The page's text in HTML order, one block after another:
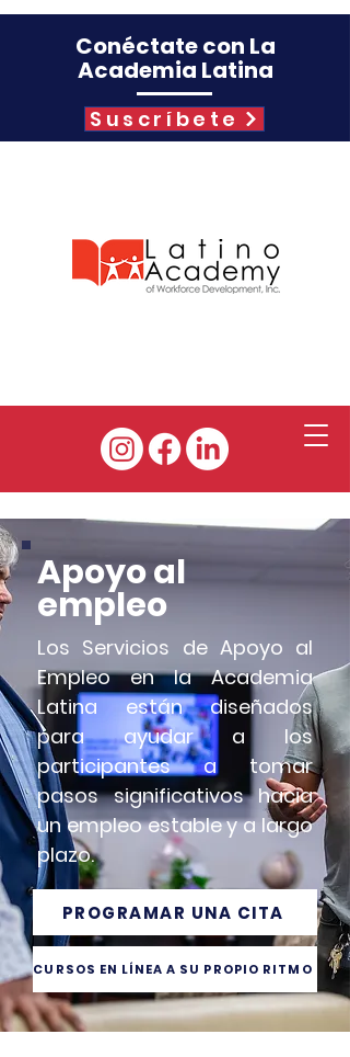
Conéctate con La
Academia Latina
Suscríbete
Apoyo al
empleo
Los Servicios de Apoyo al
Empleo en la Academia
Latina están diseñados
para ayudar a los
participantes a tomar
pasos significativos hacia
un empleo estable y a largo
plazo.
PROGRAMAR UNA CITA
CURSOS EN LÍNEA A SU PROPIO RITMO